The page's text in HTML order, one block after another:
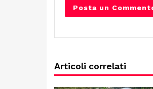
Articoli correlati